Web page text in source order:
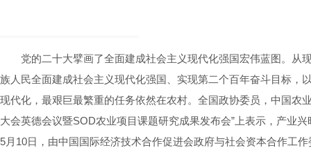
党的二十大擘画了全面建成社会主义现代化强国宏伟蓝图。从
族人民全面建成社会主义现代化强国、实现第二个百年奋斗目标，
现代化，最艰巨最繁重的任务依然在农村。全国政协委员，中国农
大会英德会议暨SOD农业项目课题研究成果发布会”上表示，产业
5月10日，由中国国际经济技术合作促进会政府与社会资本合作工